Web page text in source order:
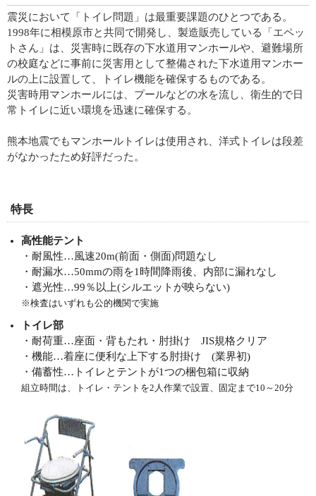
震災において「トイレ問題」は最重要課題のひとつである。
1998年に相模原市と共同で開発し、製造販売している「エペッ
トさん」は、災害時に既存の下水道用マンホールや、避難場所
の校庭などに事前に災害用として整備された下水道用マンホー
ルの上に設置して、トイレ機能を確保するものである。
災害時用マンホールには、プールなどの水を流し、衛生的で日
常トイレに近い環境を迅速に確保する。
熊本地震でもマンホールトイレは使用され、洋式トイレは段差
がなかったため好評だった。
特長
高性能テント
・耐風性…風速20m(前面・側面)問題なし
・耐漏水…50mmの雨を1時間降雨後、内部に漏れなし
・遮光性…99％以上(シルエットが映らない)
※検査はいずれも公的機関で実施
トイレ部
・耐荷重…座面・背もたれ・肘掛け JIS規格クリア
・機能…着座に便利な上下する肘掛け (業界初)
・備蓄性…トイレとテントが1つの梱包箱に収納
組立時間は、トイレ・テントを2人作業で設置、固定まで10～20分